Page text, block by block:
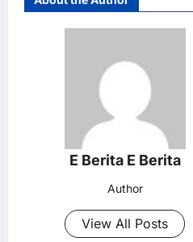
E Berita E Berita
Author
View All Posts